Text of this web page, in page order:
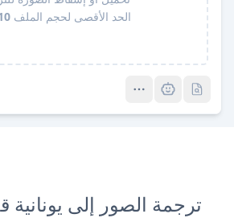
الحد الأقصى لحجم الملف
ترجمة الصور إلى يونانية